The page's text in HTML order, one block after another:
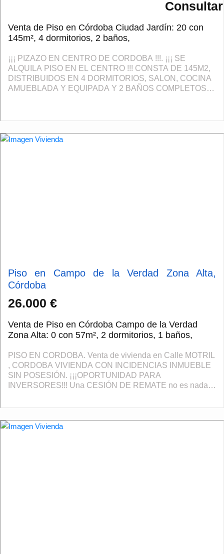
Consultar
Venta de Piso en Córdoba Ciudad Jardín: 20 con
145m², 4 dormitorios, 2 baños,
¡¡¡ PIZAZO EN CENTRO DE CORDOBA !!!. ¡¡¡ SE
ALQUILA PISO EN EL CENTRO !!! CONSTA DE 145M2,
DISTRIBUIDOS EN 4 DORMITORIOS, SALON, COCINA
AMUEBLADA Y EQUIPADA Y 2 BAÑOS COMPLETOS.
Piso en Campo de la Verdad Zona Alta,
Córdoba
26.000 €
Venta de Piso en Córdoba Campo de la Verdad
Zona Alta: 0 con 57m², 2 dormitorios, 1 baños,
PISO EN CORDOBA. Venta de vivienda en Calle MOTRIL
, CORDOBA VIVIENDA CON INCIDENCIAS INMUEBLE
SIN POSESIÓN. ¡¡¡OPORTUNIDAD PARA
INVERSORES!!! Una CESIÓN DE REMATE no es nada